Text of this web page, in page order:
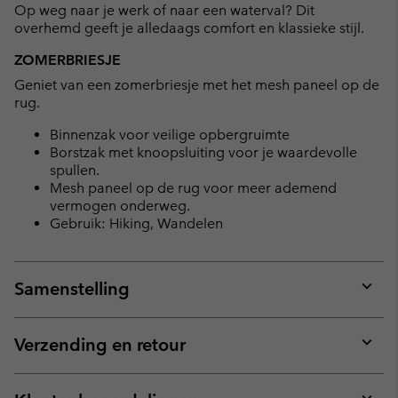
Op weg naar je werk of naar een waterval? Dit
overhemd geeft je alledaags comfort en klassieke stijl.
ZOMERBRIESJE
Geniet van een zomerbriesje met het mesh paneel op de
rug.
Binnenzak voor veilige opbergruimte
Borstzak met knoopsluiting voor je waardevolle
spullen.
Mesh paneel op de rug voor meer ademend
vermogen onderweg.
Gebruik: Hiking, Wandelen
Samenstelling
or
Verzending en retour
or